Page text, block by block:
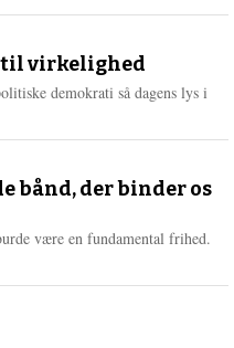
e
r
til virkelighed
demokrati så dagens lys i
bånd, der binder os
være en fundamental frihed.